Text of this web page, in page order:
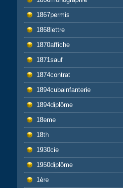
1867permis
1868lettre
1870affiche
1871sauf
1874contrat
1894cubainfanterie
1894diplôme
18eme
18th
1930cie
1950diplôme
1ère